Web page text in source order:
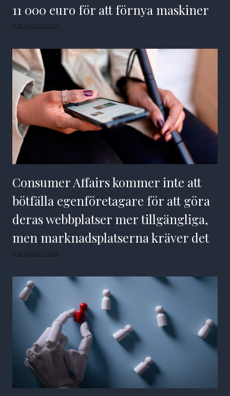
11 000 euro för att förnya maskiner
9 augusti 2026
Consumer Affairs kommer inte att
bötfälla egenföretagare för att göra
deras webbplatser mer tillgängliga,
men marknadsplatserna kräver det
9 augusti 2026